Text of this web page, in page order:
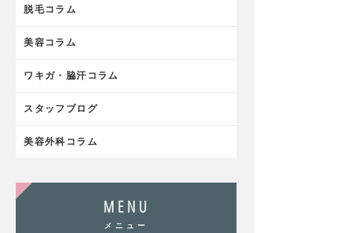
脱毛コラム
美容コラム
ワキガ・脇汗コラム
スタッフブログ
美容外科コラム
MENU
メニュー